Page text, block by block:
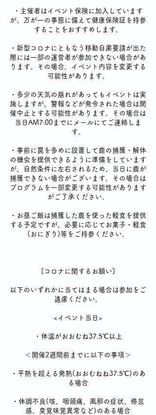
・主催者はイベント保険に加入しています
が、万が一の事態に備えて健康保険証を持参
することをおすすめします。
・新型コロナにともなう移動自粛要請が出た
際には一部の運営者が参加できない場合があ
ります。その場合、イベント内容を変更する
可能性があります。
・多少の天気の崩れがあってもイベントは実
施しますが、警報などが発令された場合は開
催中止とする可能性があります。その場合は
当日AM7:00までにメールにてご連絡しま
す。
・事前に罠を多めに設置して鹿の捕獲・解体
の機会を提供できるように準備をしています
が、自然条件に左右されるため、当日に鹿が
捕獲できない場合がございます。その場合は
プログラムを一部変更する可能性があります
がご了承ください。
・お昼ご飯は捕獲した鹿を使った軽食を提供
する予定ですが、必要に応じてお菓子・軽食
(おにぎり)等をご持参ください。
[コロナに関するお願い]
以下のいずれかに当てはまる場合は参加をご
遠慮ください。
<イベント当日>
・体温がおおむね37.5℃以上
＜開催2週間前までに以下の事項＞
・平熱を超える発熱(おおむねね37.5℃)のあ
る場合
・体調不良(咳、咽頭痛、風邪の症状、倦怠
感、臭覚味覚異常など)のある場合